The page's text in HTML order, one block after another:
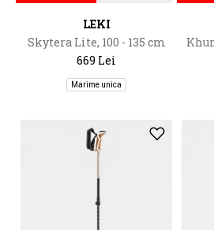
LEKI
Skytera Lite, 100 - 135 cm
669 Lei
Marime unica